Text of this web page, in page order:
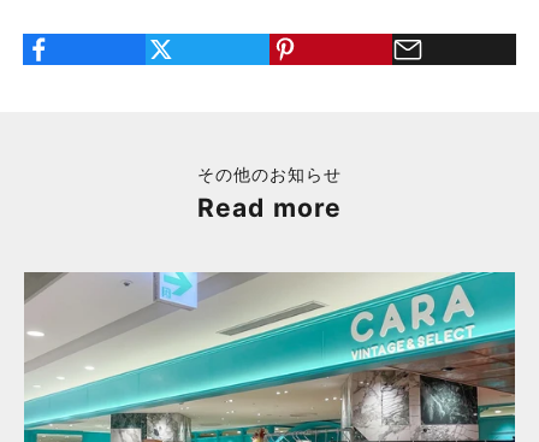
その他のお知らせ
Read more